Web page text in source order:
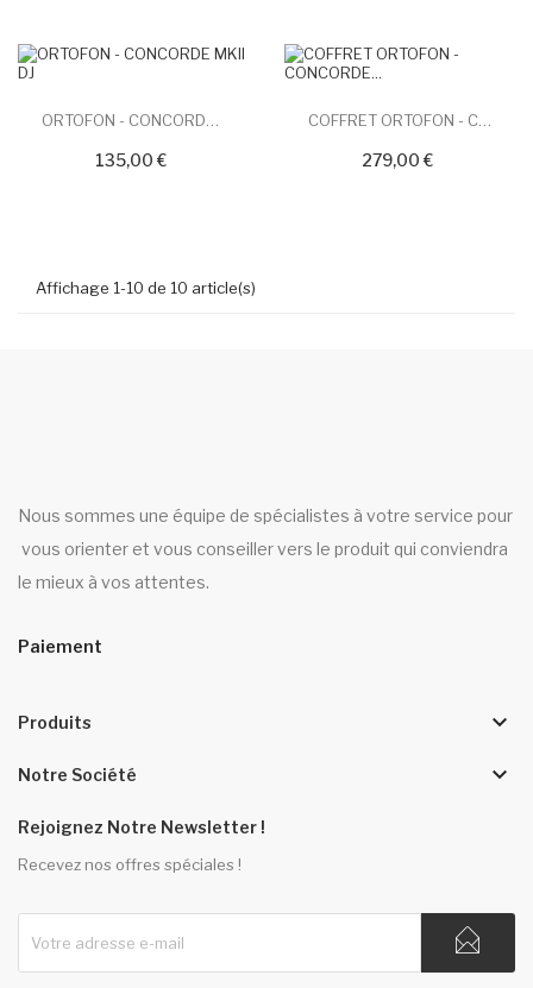
ORTOFON - CONCORDE MKII DJ
135,00 €
COFFRET ORTOFON - CONCORDE...
279,00 €
Affichage 1-10 de 10 article(s)
Nous sommes une équipe de spécialistes à votre service pour
vous orienter et vous conseiller vers le produit qui conviendra
le mieux à vos attentes.
Paiement
Produits keyboard_arrow_down
Notre Société keyboard_arrow_down
Rejoignez Notre Newsletter !
Recevez nos offres spéciales !